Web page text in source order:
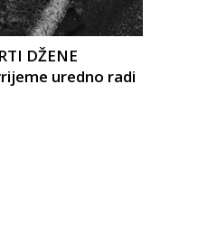
DŽENE
uredno radi